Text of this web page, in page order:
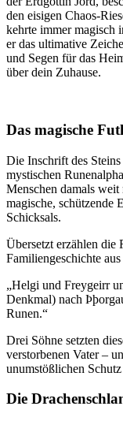
den eisigen Chaos-
kehrte immer magisch
er das ultimative
und Segen für das
über dein Zuhause.
Das magische
Die Inschrift des
mystischen
Menschen damals weit
magische, schützende
Schicksals.
Übersetzt erzählen die
Familiengeschichte
„Helgi und Freygeirr
Denkmal) nach
Runen.“
Drei Söhne setzten
verstorbenen Vater –
unumstößlichen
Die